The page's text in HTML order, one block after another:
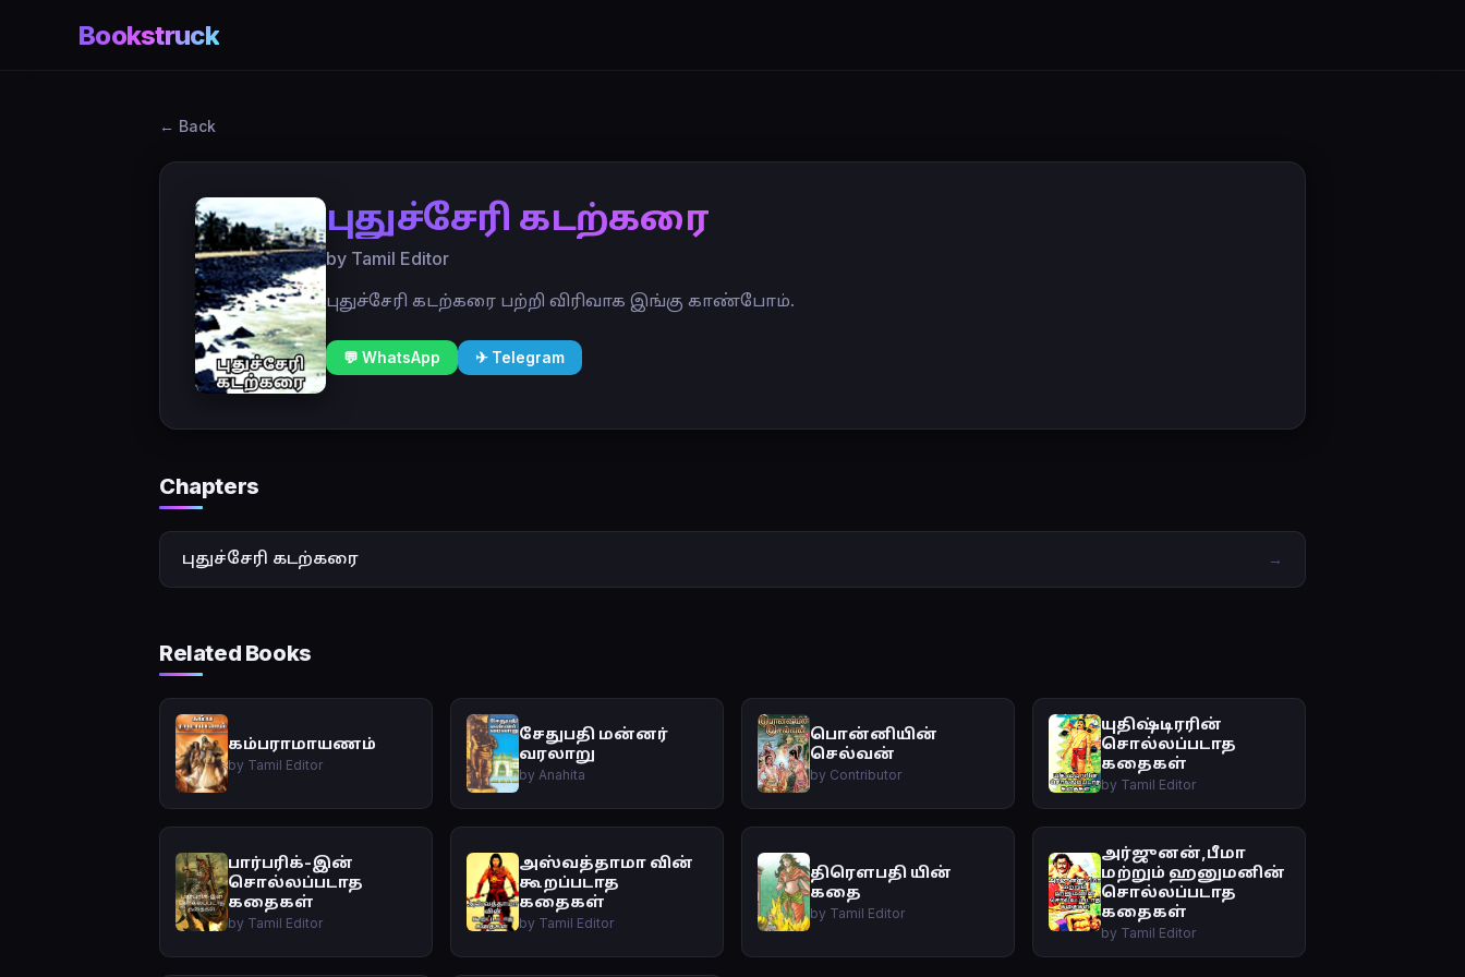
Bookstruck
← Back
புதுச்சேரி கடற்கரை
by Tamil Editor
புதுச்சேரி கடற்கரை பற்றி விரிவாக இங்கு காண்போம்.
💬 WhatsApp ✈ Telegram
Chapters
புதுச்சேரி கடற்கரை →
Related Books
கம்பராமாயணம்
by Tamil Editor
சேதுபதி மன்னர்
வரலாறு
by Anahita
பொன்னியின்
செல்வன்
by Contributor
யுதிஷ்டிரரின்
சொல்லப்படாத
கதைகள்
by Tamil Editor
பார்பரிக்-இன்
சொல்லப்படாத
கதைகள்
by Tamil Editor
அஸ்வத்தாமா வின்
கூறப்படாத
கதைகள்
by Tamil Editor
திரௌபதி யின்
கதை
by Tamil Editor
அர்ஜுனன்,பீமா
மற்றும் ஹனுமனின்
சொல்லப்படாத
கதைகள்
by Tamil Editor